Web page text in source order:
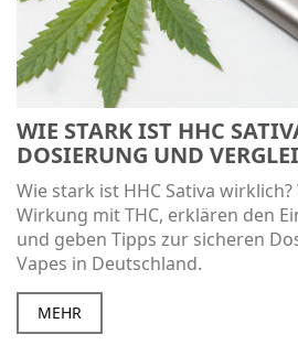
WIE STARK IST HHC
DOSIERUNG UND
Wie stark ist HHC Sativa
Wirkung mit THC, erklären den
und geben Tipps zur sicheren
Vapes in Deutschland.
MEHR